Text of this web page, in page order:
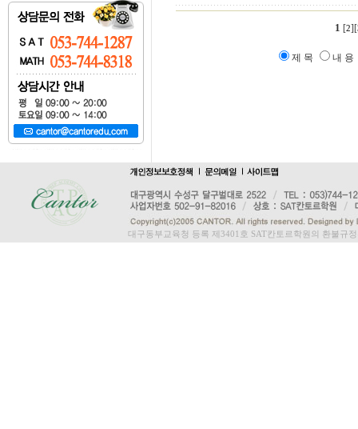
1 [2][
제 목 내 용
대구동부교육청 등록 제3401호 SAT칸토르학원의 환불규